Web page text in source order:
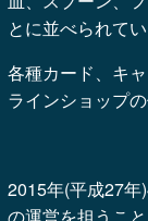
とに並べられてい
各種カード、キ
ラインショップ
2015年(平成27